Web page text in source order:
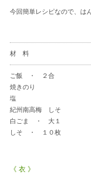
今回簡単レシピなので、は
材 料
ご飯 ・ ２合
焼きのり
塩
紀州南高梅 しそ
白ごま ・ 大１
しそ ・ １０枚
《 衣 》